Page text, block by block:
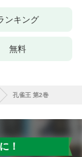
ンキング
無料
孔雀王 第2巻
！